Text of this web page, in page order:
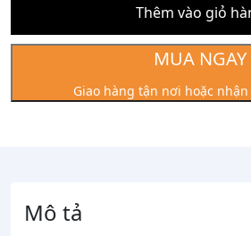
Mạ
23x45cm
Thêm vào giỏ
MUA NGAY
Giao hàng tận nơi hoặc
Mô tả